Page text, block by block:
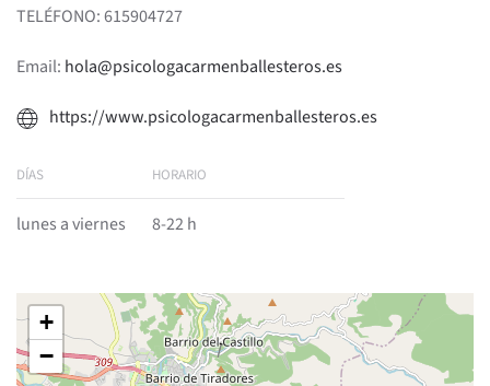
TELÉFONO: 615904727
Email: hola@psicologacarmenballesteros.es
https://www.psicologacarmenballesteros.es
DÍAS HORARIO
lunes a viernes 8-22 h
+
−